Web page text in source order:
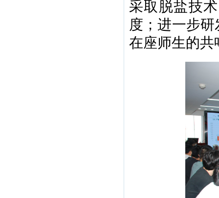
采取脱盐技
度；进一步
在座师生的共